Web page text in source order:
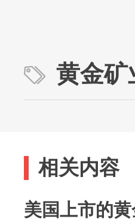
黄金矿
相关内容
美国上市的